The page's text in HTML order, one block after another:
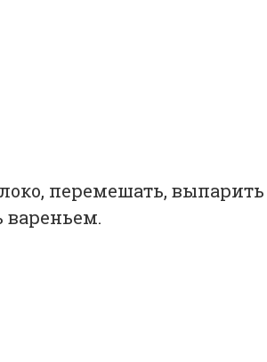
перемешать,